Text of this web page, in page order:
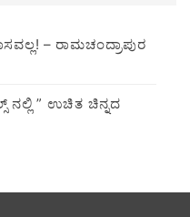
– ರಾಮಚಂದ್ರಾಪುರ
ನಲ್ಲಿ ” ಉಚಿತ ಚಿನ್ನದ